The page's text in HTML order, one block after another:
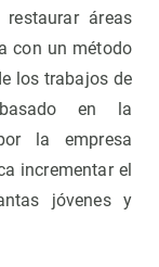
áreas
con un método
los trabajos de
en la
la empresa
incrementar el
jóvenes y